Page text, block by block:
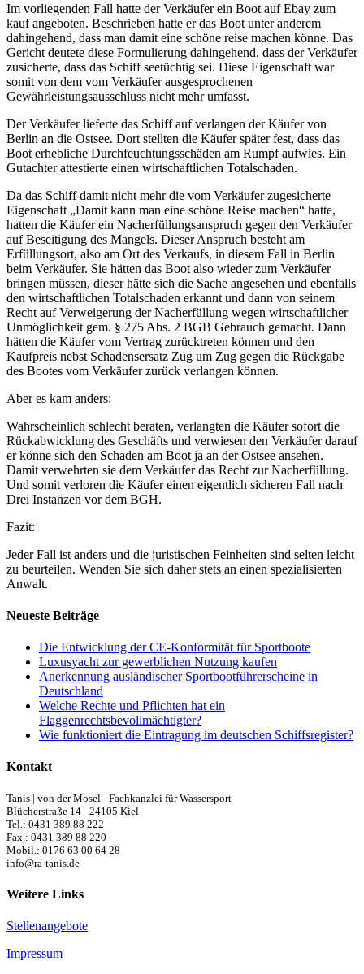
Im vorliegenden Fall hatte der Verkäufer ein Boot auf Ebay zum
kauf angeboten. Beschrieben hatte er das Boot unter anderem
dahingehend, dass man damit eine schöne reise machen könne. Das
Gericht deutete diese Formulierung dahingehend, dass der Verkäufer
zusicherte, dass das Schiff seetüchtig sei. Diese Eigenschaft war
somit von dem vom Verkäufer ausgesprochenen
Gewährleistungsausschluss nicht mehr umfasst.
Der Verkäufer lieferte das Schiff auf verlangen der Käufer von
Berlin an die Ostsee. Dort stellten die Käufer später fest, dass das
Boot erhebliche Durchfeuchtungsschäden am Rumpf aufwies. Ein
Gutachter attestierte einen wirtschaftlichen Totalschaden.
Da das Schiff damit nicht mehr die vom Verkäufer zugesicherte
Eigenschaft „Damit kann man eine schöne Reise machen“ hatte,
hatten die Käufer ein Nacherfüllungsanspruch gegen den Verkäufer
auf Beseitigung des Mangels. Dieser Anspruch besteht am
Erfüllungsort, also am Ort des Verkaufs, in diesem Fall in Berlin
beim Verkäufer. Sie hätten das Boot also wieder zum Verkäufer
bringen müssen, dieser hätte sich die Sache angesehen und ebenfalls
den wirtschaftlichen Totalschaden erkannt und dann von seinem
Recht auf Verweigerung der Nacherfüllung wegen wirtschaftlicher
Unmöglichkeit gem. § 275 Abs. 2 BGB Gebrauch gemacht. Dann
hätten die Käufer vom Vertrag zurücktreten können und den
Kaufpreis nebst Schadensersatz Zug um Zug gegen die Rückgabe
des Bootes vom Verkäufer zurück verlangen können.
Aber es kam anders:
Wahrscheinlich schlecht beraten, verlangten die Käufer sofort die
Rückabwicklung des Geschäfts und verwiesen den Verkäufer darauf
er könne sich den Schaden am Boot ja an der Ostsee ansehen.
Damit verwehrten sie dem Verkäufer das Recht zur Nacherfüllung.
Und somit verloren die Käufer einen eigentlich sicheren Fall nach
Drei Instanzen vor dem BGH.
Fazit:
Jeder Fall ist anders und die juristischen Feinheiten sind selten leicht
zu beurteilen. Wenden Sie sich daher stets an einen spezialisierten
Anwalt.
Neueste Beiträge
Die Entwicklung der CE-Konformität für Sportboote
Luxusyacht zur gewerblichen Nutzung kaufen
Anerkennung ausländischer Sportbootführerscheine in
Deutschland
Welche Rechte und Pflichten hat ein
Flaggenrechtsbevollmächtigter?
Wie funktioniert die Eintragung im deutschen Schiffsregister?
Kontakt
Tanis | von der Mosel - Fachkanzlei für Wassersport
Blücherstraße 14 - 24105 Kiel
Tel.: 0431 389 88 222
Fax.: 0431 389 88 220
Mobil.: 0176 63 00 64 28
info@ra-tanis.de
Weitere Links
Stellenangebote
Impressum